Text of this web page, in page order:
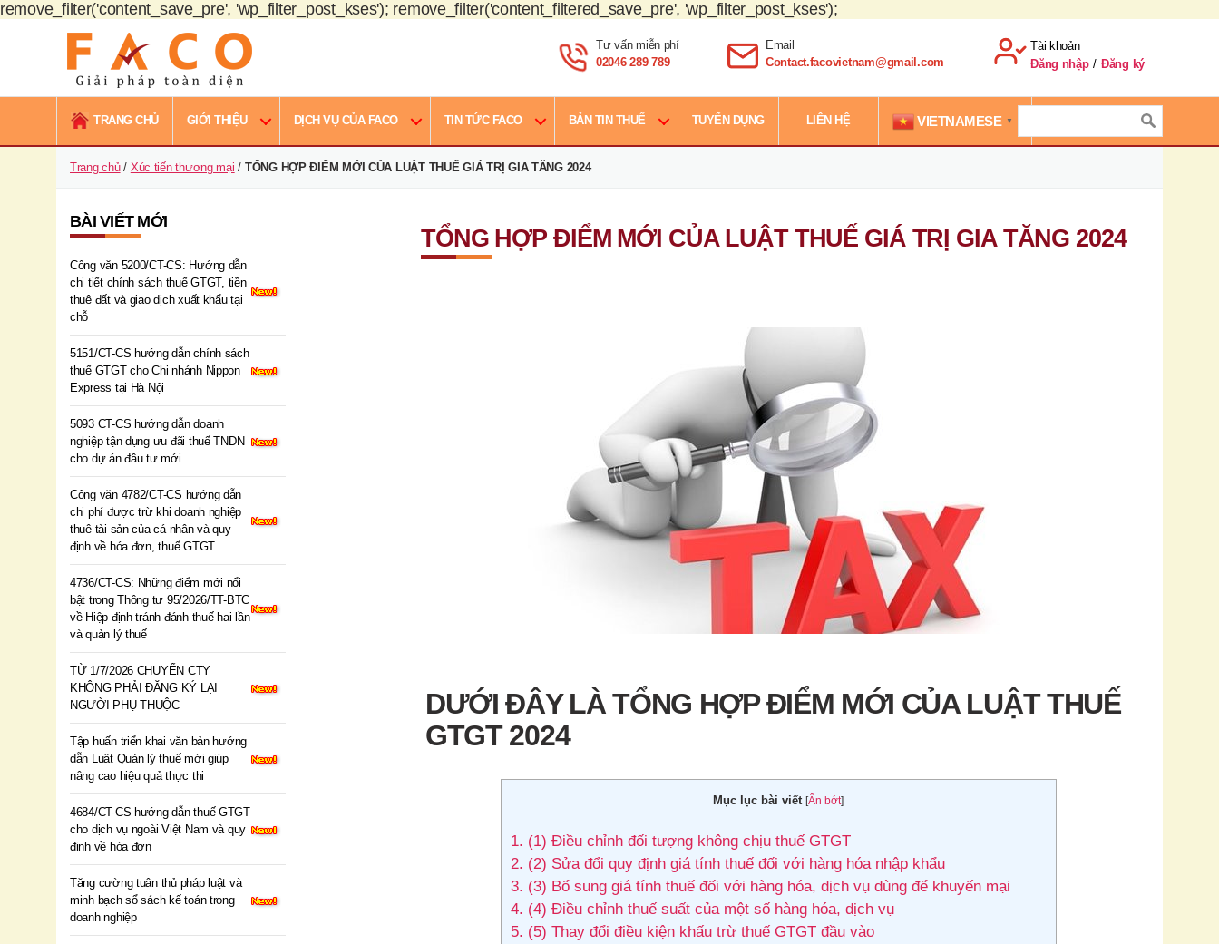
remove_filter('content_save_pre', 'wp_filter_post_kses'); remove_filter('content_filtered_save_pre', 'wp_filter_post_kses');
FACO
Việt
Nam
Tư vấn miễn phí
02046 289 789
Email
Contact.facovietnam@gmail.com
Tài khoản
Đăng nhập / Đăng ký
TRANG CHỦ GIỚI THIỆU DỊCH VỤ CỦA FACO TIN TỨC FACO BẢN TIN THUẾ TUYỂN DỤNG LIÊN HỆ VIETNAMESE ▼
Trang chủ/ Xúc tiến thương mại / TỔNG HỢP ĐIỂM MỚI CỦA LUẬT THUẾ GIÁ TRỊ GIA TĂNG 2024
TỔNG HỢP ĐIỂM MỚI CỦA LUẬT THUẾ GIÁ TRỊ GIA TĂNG 2024
DƯỚI ĐÂY LÀ TỔNG HỢP ĐIỂM MỚI CỦA LUẬT THUẾ
GTGT 2024
Mục lục bài viết [Ẩn bớt]
1. (1) Điều chỉnh đối tượng không chịu thuế GTGT
2. (2) Sửa đổi quy định giá tính thuế đối với hàng hóa nhập khẩu
3. (3) Bổ sung giá tính thuế đối với hàng hóa, dịch vụ dùng để khuyến mại
4. (4) Điều chỉnh thuế suất của một số hàng hóa, dịch vụ
5. (5) Thay đổi điều kiện khấu trừ thuế GTGT đầu vào
BÀI VIẾT MỚI
Công văn 5200/CT-CS: Hướng dẫn
chi tiết chính sách thuế GTGT, tiền
thuê đất và giao dịch xuất khẩu tại
chỗ
5151/CT-CS hướng dẫn chính sách
thuế GTGT cho Chi nhánh Nippon
Express tại Hà Nội
5093 CT-CS hướng dẫn doanh
nghiệp tận dụng ưu đãi thuế TNDN
cho dự án đầu tư mới
Công văn 4782/CT-CS hướng dẫn
chi phí được trừ khi doanh nghiệp
thuê tài sản của cá nhân và quy
định về hóa đơn, thuế GTGT
4736/CT-CS: Những điểm mới nổi
bật trong Thông tư 95/2026/TT-BTC
về Hiệp định tránh đánh thuế hai lần
và quản lý thuế
TỪ 1/7/2026 CHUYỂN CTY
KHÔNG PHẢI ĐĂNG KÝ LẠI
NGƯỜI PHỤ THUỘC
Tập huấn triển khai văn bản hướng
dẫn Luật Quản lý thuế mới giúp
nâng cao hiệu quả thực thi
4684/CT-CS hướng dẫn thuế GTGT
cho dịch vụ ngoài Việt Nam và quy
định về hóa đơn
Tăng cường tuân thủ pháp luật và
minh bạch sổ sách kế toán trong
doanh nghiệp